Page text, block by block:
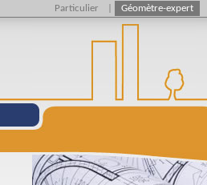
Particulier Géomètre-expert